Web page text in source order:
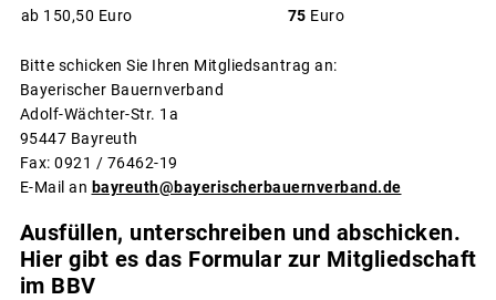
ab 150,50 Euro
75 Euro
Bitte schicken Sie Ihren Mitgliedsantrag an:
Bayerischer Bauernverband
Adolf-Wächter-Str. 1a
95447 Bayreuth
Fax: 0921 / 76462-19
E-Mail an bayreuth@bayerischerbauernverband.de
Ausfüllen, unterschreiben und abschicken.
Hier gibt es das Formular zur Mitgliedschaft
im BBV